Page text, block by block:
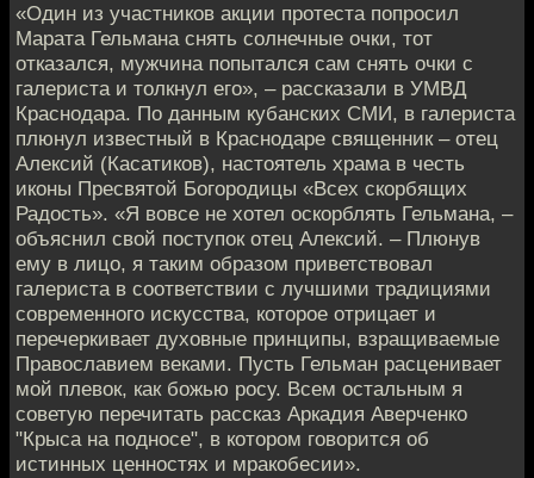
«Один из участников акции протеста попросил
Марата Гельмана снять солнечные очки, тот
отказался, мужчина попытался сам снять очки с
галериста и толкнул его», – рассказали в УМВД
Краснодара. По данным кубанских СМИ, в галериста
плюнул известный в Краснодаре священник – отец
Алексий (Касатиков), настоятель храма в честь
иконы Пресвятой Богородицы «Всех скорбящих
Радость». «Я вовсе не хотел оскорблять Гельмана, –
объяснил свой поступок отец Алексий. – Плюнув
ему в лицо, я таким образом приветствовал
галериста в соответствии с лучшими традициями
современного искусства, которое отрицает и
перечеркивает духовные принципы, взращиваемые
Православием веками. Пусть Гельман расценивает
мой плевок, как божью росу. Всем остальным я
советую перечитать рассказ Аркадия Аверченко
"Крыса на подносе", в котором говорится об
истинных ценностях и мракобесии».